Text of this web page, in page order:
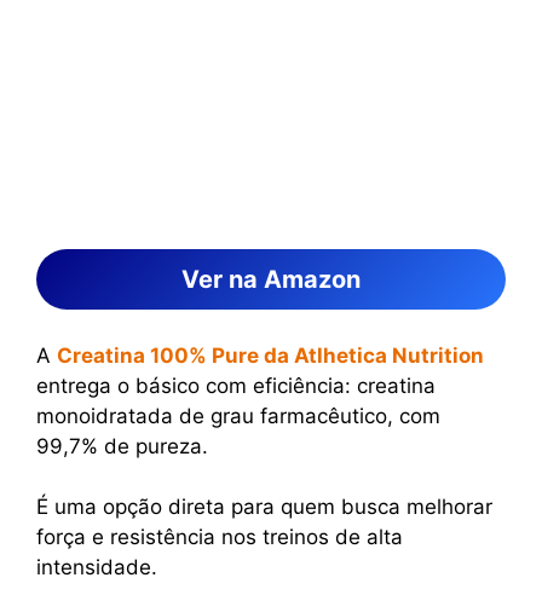
Ver na Amazon
A Creatina 100% Pure da Atlhetica Nutrition
entrega o básico com eficiência: creatina
monoidratada de grau farmacêutico, com
99,7% de pureza.
É uma opção direta para quem busca melhorar
força e resistência nos treinos de alta
intensidade.